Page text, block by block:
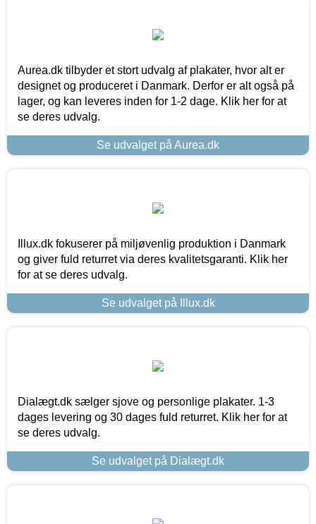
Aurea.dk tilbyder et stort udvalg af plakater, hvor alt er
designet og produceret i Danmark. Derfor er alt også på
lager, og kan leveres inden for 1-2 dage. Klik her for at
se deres udvalg.
Se udvalget på Aurea.dk
Illux.dk fokuserer på miljøvenlig produktion i Danmark
og giver fuld returret via deres kvalitetsgaranti. Klik her
for at se deres udvalg.
Se udvalget på Illux.dk
Dialægt.dk sælger sjove og personlige plakater. 1-3
dages levering og 30 dages fuld returret. Klik her for at
se deres udvalg.
Se udvalget på Dialægt.dk